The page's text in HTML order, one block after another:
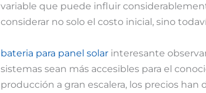
variable que puede influir
considerar no solo el costo inicial, sino
bateria para panel solarinteresante
sistemas sean más accesibles para el
producción a gran escalera, los precios